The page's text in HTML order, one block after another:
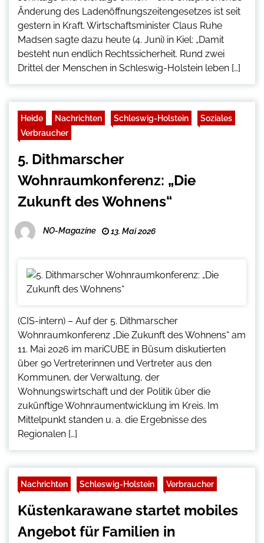
Änderung des Ladenöffnungs­zeitengesetzes ist seit
gestern in Kraft. Wirtschaftsminister Claus Ruhe
Madsen sagte dazu heute (4. Juni) in Kiel: „Damit
besteht nun endlich Rechtssicherheit. Rund zwei
Drittel der Menschen in Schleswig-Holstein leben […]
Heide Nachrichten Schleswig-Holstein
Soziales
Verbraucher
5. Dithmarscher
Wohnraumkonferenz: „Die
Zukunft des Wohnens“
NO-Magazine 13. Mai 2026
(CIS-intern) – Auf der 5. Dithmarscher
Wohnraumkonferenz „Die Zukunft des Wohnens“ am
11. Mai 2026 im mariCUBE in Büsum diskutierten
über 90 Vertreterinnen und Vertreter aus den
Kommunen, der Verwaltung, der
Wohnungswirtschaft und der Politik über die
zukünftige Wohnraumentwicklung im Kreis. Im
Mittelpunkt standen u. a. die Ergebnisse des
Regionalen […]
Nachrichten Schleswig-Holstein Verbraucher
Küstenkarawane startet mobiles
Angebot für Familien in